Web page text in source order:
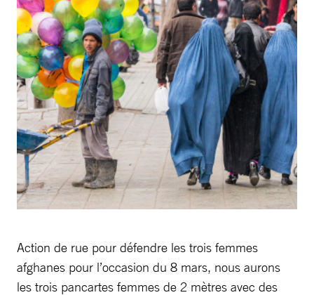
Action de rue pour défendre les trois femmes
afghanes pour l’occasion du 8 mars, nous aurons
les trois pancartes femmes de 2 mètres avec des